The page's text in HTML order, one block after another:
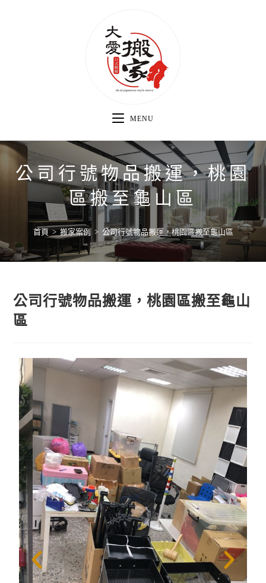
MENU
公司行號物品搬運，桃園
區搬至龜山區
首頁 > 搬家案例 > 公司行號物品搬運，桃園區搬至龜山區
公司行號物品搬運，桃園區搬至龜山
區